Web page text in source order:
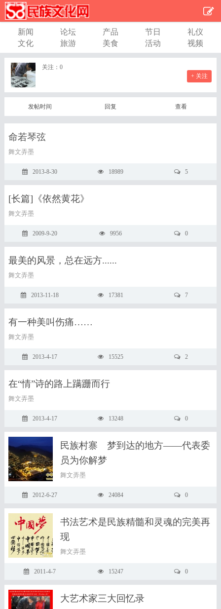
新闻 论坛 产品 节日
礼仪
文化
旅游 美食 活动 视频
关注： 0
+ 关注
发帖时间 回复 查看
命若琴弦
舞文弄墨
2013-8-30 18989 5
[长篇]《依然黄花》
舞文弄墨
2009-9-20 9956 0
最美的风景，总在远方......
舞文弄墨
2013-11-18 17381 7
有一种美叫伤痛……
舞文弄墨
2013-4-17 15525 2
在“情”诗的路上蹒跚而行
舞文弄墨
2013-4-17 13248 0
民族村寨 梦到达的地方——代表委
员为你解梦
舞文弄墨
2012-6-27 24084 0
书法艺术是民族精髓和灵魂的完美再
现
舞文弄墨
2011-4-7 15247 0
大艺术家三大回忆录